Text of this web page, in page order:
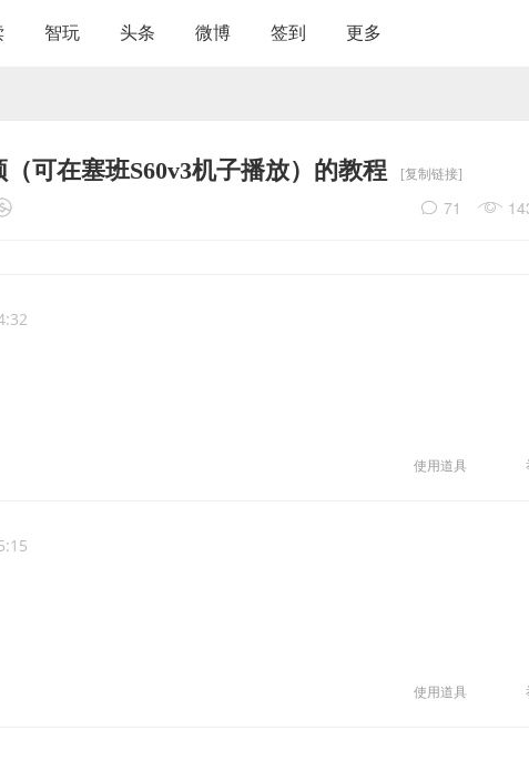
智玩 头条 微博 签到 更多
可在塞班S60v3机子播放）的教程 [复制链接]
71
使用道具
使用道具